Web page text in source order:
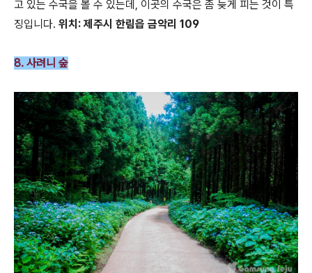
고 있는 수국을 볼 수 있는데, 이곳의 수국은 좀 늦게 피는 것이 특
징입니다. 위치: 제주시 한림읍 금악리 109
8. 사려니 숲